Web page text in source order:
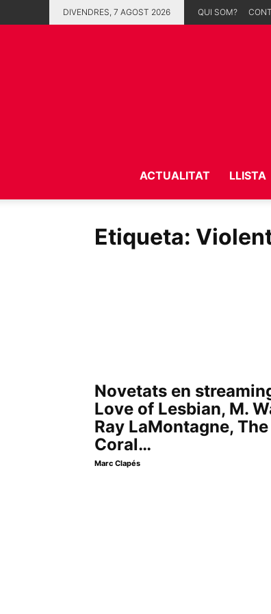
DIVENDRES, 7 AGOST 2026 QUI SOM?
ACTUALITAT LLISTA
Etiqueta:
Novetats en
Love of Lesbian, M.
Ray LaMontagne, The
Coral…
Marc Clapés